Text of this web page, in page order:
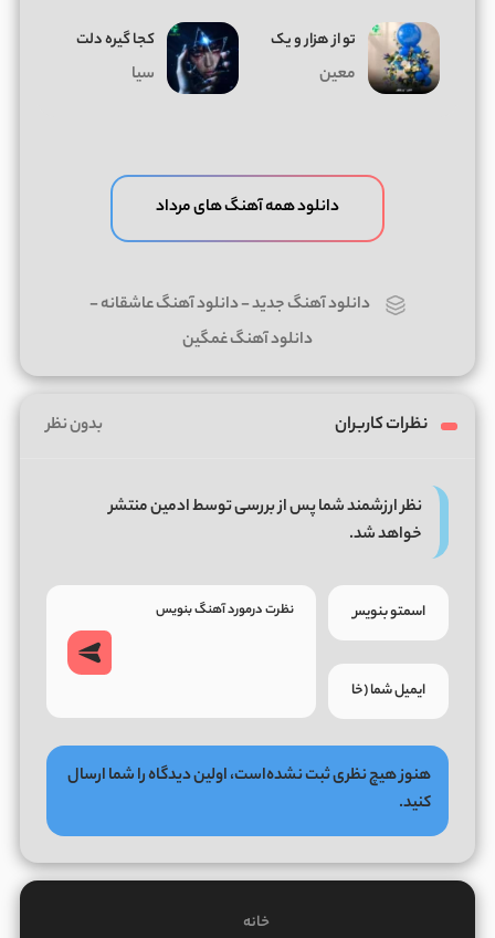
تو از هزار و یک
معین
کجا گیره دلت
سیا
دانلود همه آهنگ های مرداد
دانلود آهنگ جدید-دانلود آهنگ عاشقانه-
دانلود آهنگ غمگین
نظرات کاربران بدون نظر
نظر ارزشمند شما پس از بررسی توسط ادمین منتشر
خواهد شد.
هنوز هیچ نظری ثبت نشده‌است، اولین دیدگاه را شما ارسال
کنید.
خانه